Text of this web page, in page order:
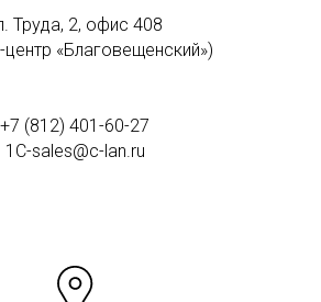
Труда, 2, офис 408
центр «Благовещенский»)
+7 (812) 401-60-27
1C-sales@c-lan.ru